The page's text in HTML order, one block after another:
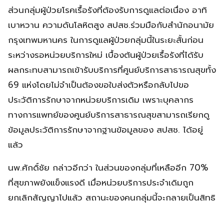
ส่วนกลุ่มผู้ป่วยโรคเรื้อรังที่ต้องรับการดูแลต่อเนื่อง อาทิ
เบาหวาน ความดันโลหิตสูง สปสช.ร่วมมือกับสำนักอนามัย
กรุงเทพมหานคร ในการดูแลผู้ป่วยกลุ่มนี้ในระยะสั้นก่อน
ระหว่างรอหน่วยบริการใหม่ เบื้องต้นผู้ป่วยเรื้อรังที่ได้รับ
ผลกระทบสามารถเข้ารับบริการที่ศูนย์บริการสาธารณสุขทั้ง
69 แห่งโดยไม่จำเป็นต้องขอใบส่งตัวหรือกลับไปขอ
ประวัติการรักษาจากหน่วยบริการเดิม เพราะบุคลากร
ทางการแพทย์ของศูนย์บริการสาธารณสุขสามารถเรียกดู
ข้อมูลประวัติการรักษาจากฐานข้อมูลของ สปสช. ได้อยู่
แล้ว
นพ.ศักดิ์ชัย กล่าวอีกว่า ในส่วนของกลุ่มที่เหลืออีก 70%
ที่สุขภาพยังแข็งแรงดี เมื่อหน่วยบริการประจำเดิมถูก
ยกเลิกสัญญาไปแล้ว สถานะของคนกลุ่มนี้จะกลายเป็นสิทธิ